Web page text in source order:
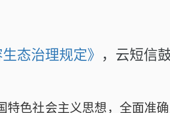
态治理规定》 ，云短信
特色社会主义思想，全面准